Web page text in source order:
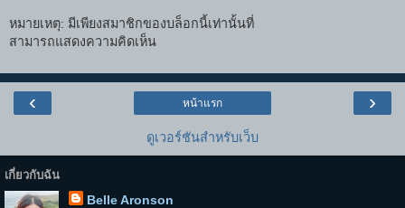
หมายเหตุ: มีเพียงสมาชิกของบล็อกนี้เท่านั้นที่
สามารถแสดงความคิดเห็น
‹ ›
หน้าแรก
ดูเวอร์ชันสำหรับเว็บ
เกี่ยวกับฉัน
Belle Aronson